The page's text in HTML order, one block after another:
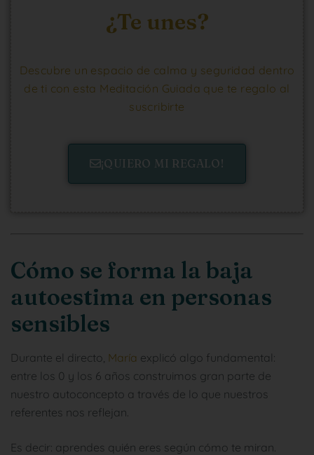
¿Te unes?
Descubre un espacio de calma y seguridad dentro
de ti con esta Meditación Guiada que te regalo al
suscribirte
¡QUIERO MI REGALO!
Cómo se forma la baja
autoestima en personas
sensibles
Durante el directo, María explicó algo fundamental:
entre los 0 y los 6 años construimos gran parte de
nuestro autoconcepto a través de lo que nuestros
referentes nos reflejan.
Es decir: aprendes quién eres según cómo te miran.